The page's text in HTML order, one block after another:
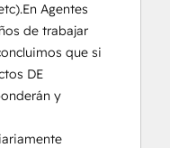
Agentes
de trabajar
que si
DE
y